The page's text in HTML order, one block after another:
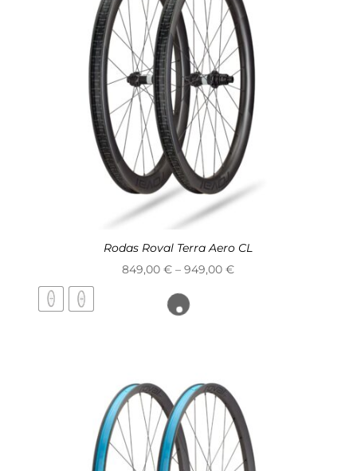
Rodas Roval Terra Aero CL
849,00€ – 949,00€Price